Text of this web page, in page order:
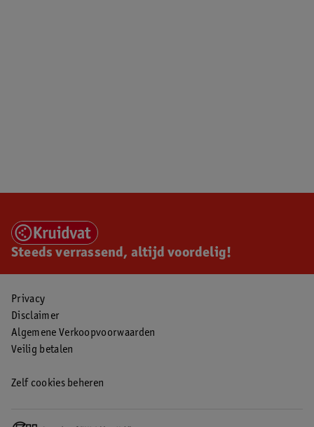
Steeds verrassend, altijd voordelig!
Privacy
Disclaimer
Algemene Verkoopvoorwaarden
Veilig betalen
Zelf cookies beheren